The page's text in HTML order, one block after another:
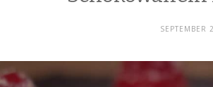
SEPTEMBER